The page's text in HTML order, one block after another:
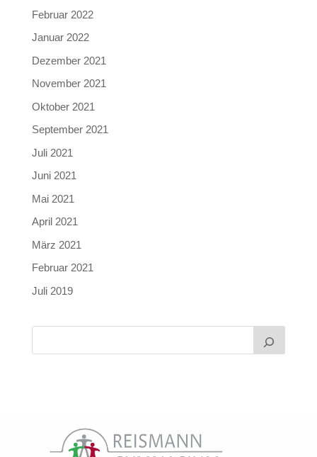
Februar 2022
Januar 2022
Dezember 2021
November 2021
Oktober 2021
September 2021
Juli 2021
Juni 2021
Mai 2021
April 2021
März 2021
Februar 2021
Juli 2019